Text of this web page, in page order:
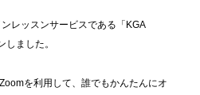
レッスンサービスである「KGA
ました。
を利用して、誰でもかんたんにオ